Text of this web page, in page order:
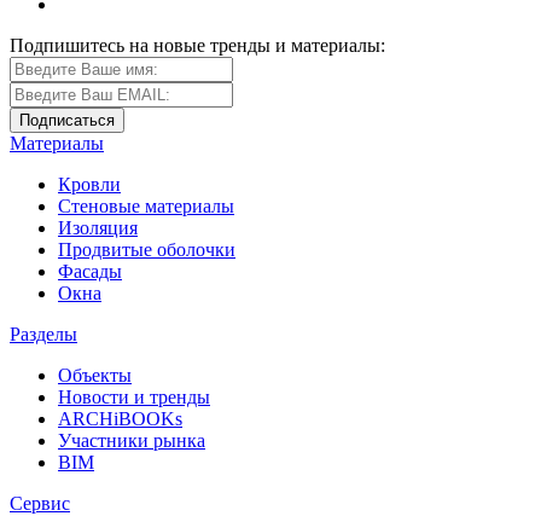
Подпишитесь на новые тренды и материалы:
Материалы
Кровли
Стеновые материалы
Изоляция
Продвитые оболочки
Фасады
Окна
Разделы
Объекты
Новости и тренды
ARCHiBOOKs
Участники рынка
BIM
Сервис